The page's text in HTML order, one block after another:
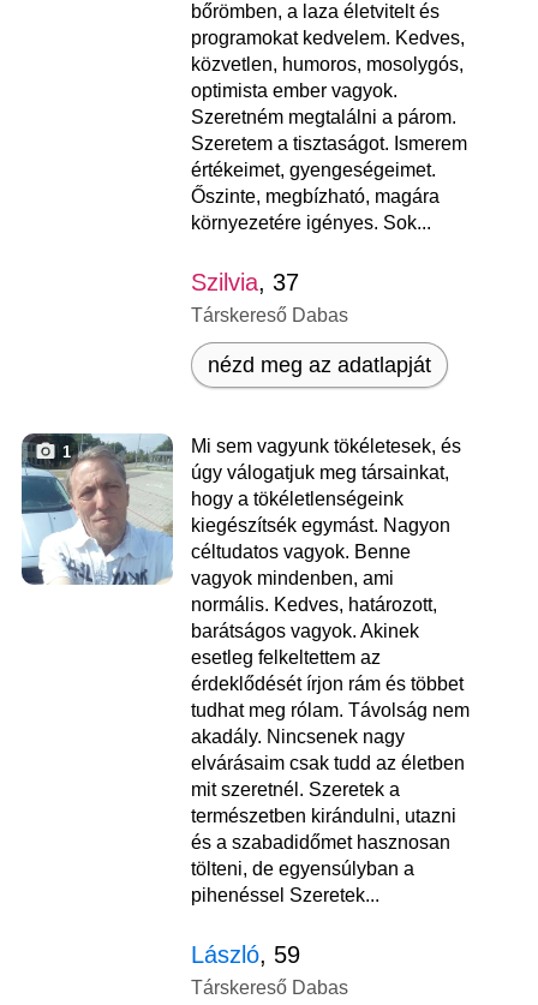
bőrömben, a laza életvitelt és
programokat kedvelem. Kedves,
közvetlen, humoros, mosolygós,
optimista ember vagyok.
Szeretném megtalálni a párom.
Szeretem a tisztaságot. Ismerem
értékeimet, gyengeségeimet.
Őszinte, megbízható, magára
környezetére igényes. Sok...
Szilvia, 37
Társkereső Dabas
nézd meg az adatlapját
1
Mi sem vagyunk tökéletesek, és
úgy válogatjuk meg társainkat,
hogy a tökéletlenségeink
kiegészítsék egymást. Nagyon
céltudatos vagyok. Benne
vagyok mindenben, ami
normális. Kedves, határozott,
barátságos vagyok. Akinek
esetleg felkeltettem az
érdeklődését írjon rám és többet
tudhat meg rólam. Távolság nem
akadály. Nincsenek nagy
elvárásaim csak tudd az életben
mit szeretnél. Szeretek a
természetben kirándulni, utazni
és a szabadidőmet hasznosan
tölteni, de egyensúlyban a
pihenéssel Szeretek...
László, 59
Társkereső Dabas